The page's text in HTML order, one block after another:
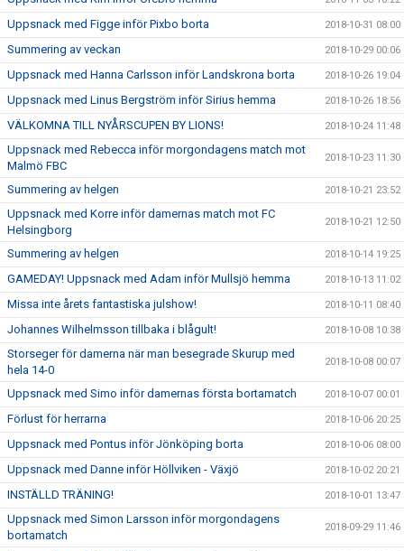
Uppsnack med Figge inför Pixbo borta 2018-10-31 08:00
Summering av veckan 2018-10-29 00:06
Uppsnack med Hanna Carlsson inför Landskrona borta 2018-10-26 19:04
Uppsnack med Linus Bergström inför Sirius hemma 2018-10-26 18:56
VÄLKOMNA TILL NYÅRSCUPEN BY LIONS! 2018-10-24 11:48
Uppsnack med Rebecca inför morgondagens match mot
Malmö FBC
2018-10-23 11:30
Summering av helgen 2018-10-21 23:52
Uppsnack med Korre inför damernas match mot FC
Helsingborg
2018-10-21 12:50
Summering av helgen 2018-10-14 19:25
GAMEDAY! Uppsnack med Adam inför Mullsjö hemma 2018-10-13 11:02
Missa inte årets fantastiska julshow! 2018-10-11 08:40
Johannes Wilhelmsson tillbaka i blågult! 2018-10-08 10:38
Storseger för damerna när man besegrade Skurup med
hela 14-0
2018-10-08 00:07
Uppsnack med Simo inför damernas första bortamatch 2018-10-07 00:01
Förlust för herrarna 2018-10-06 20:25
Uppsnack med Pontus inför Jönköping borta 2018-10-06 08:00
Uppsnack med Danne inför Höllviken - Växjö 2018-10-02 20:21
INSTÄLLD TRÄNING! 2018-10-01 13:47
Uppsnack med Simon Larsson inför morgondagens
bortamatch
2018-09-29 11:46